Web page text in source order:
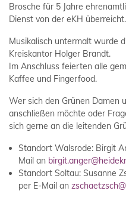
Brosche für 5 Jahre
Dienst von der eKH überreicht.
Musikalisch untermalt wurde
Kreiskantor Holger Brandt.
Im Anschluss feierten alle
Kaffee und Fingerfood.
Wer sich den Grünen Damen
anschließen möchte oder
sich gerne an die leitenden
Standort Walsrode: Birgit
Mail an
Standort Soltau: Susanne
per E-Mail an